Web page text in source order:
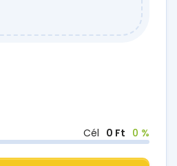
Cél 0 Ft 0 %